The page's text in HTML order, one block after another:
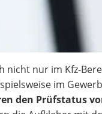
nicht nur im Kfz-
im
den Prüfstatus